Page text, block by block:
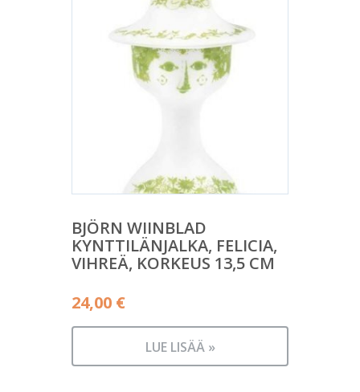
BJÖRN WIINBLAD
KYNTTILÄNJALKA, FELICIA,
VIHREÄ, KORKEUS 13,5 CM
24,00 €
LUE LISÄÄ »